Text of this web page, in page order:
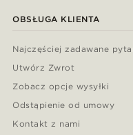
OBSŁUGA KLIENTA
Najczęściej zadawane
Utwórz Zwrot
Zobacz opcje wysyłki
Odstąpienie od umowy
Kontakt z nami